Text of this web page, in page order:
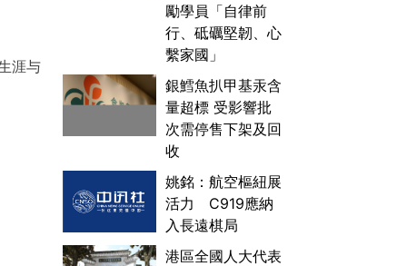
涯与
勵學員「自律前
行、砥礪堅韌、心
繫家國」
銀鱈魚扒甲基汞含
量超標 受影響批
次需停售下架及回
收
姚銘：航空樞紐展
活力 C919應納
入長遠棋局
港區全國人大代表